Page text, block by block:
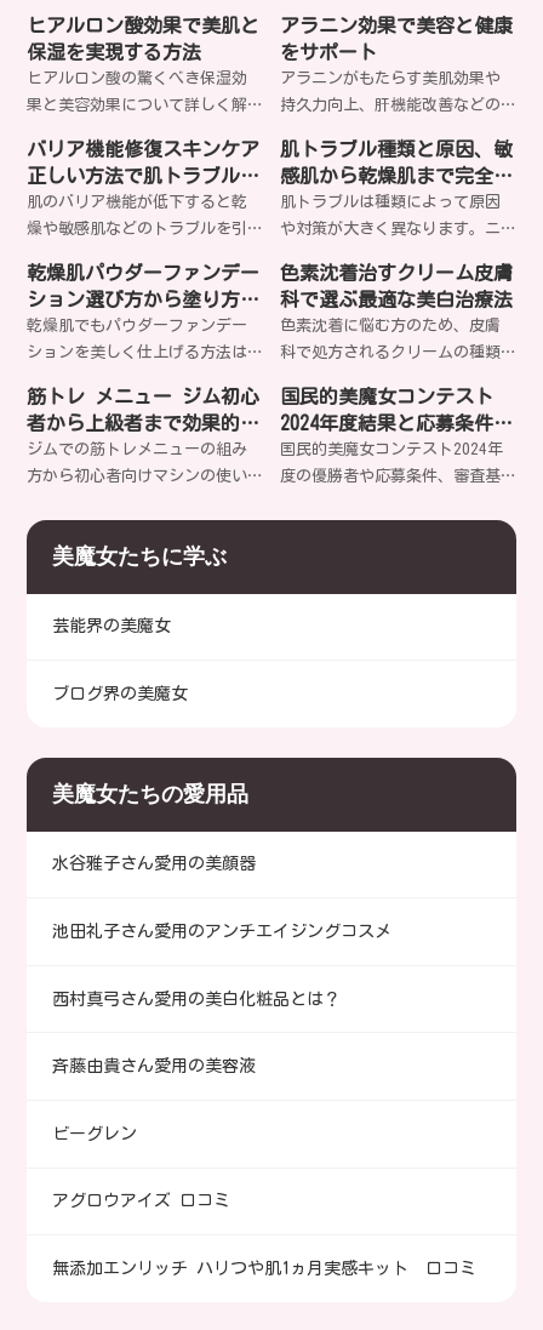
ょうか？
ど、美容に嬉しい効果を科学的
根拠と共にお伝えします。あな
たの肌悩みにビタミンc誘導体は
どう効果的でしょうか？
プに合わせた適切な落とし方
で、毛穴トラブルや肌荒れを防
げるのをご存知ですか？
ヒアルロン酸効果で美肌と
保湿を実現する方法
ヒアルロン酸の驚くべき保湿効
果と美容効果について詳しく解
正しい使い方、エイジングケア
効果まで、知られざる美肌の秘
密とは？
アラニン効果で美容と健康
をサポート
アラニンがもたらす美肌効果や
持久力向上、肝機能改善などの
欠かせないアミノ酸の秘密を詳
しく解説します。あなたも今日
からアラニンパワーを実感して
みませんか？
バリア機能修復スキンケア
正しい方法で肌トラブル解
決
肌のバリア機能が低下すると乾
燥や敏感肌などのトラブルを引
ア方法でバリア機能を修復し、
健やかな肌を取り戻すことは可
能でしょうか？
肌トラブル種類と原因、敏
感肌から乾燥肌まで完全解
説
肌トラブルは種類によって原因
や対策が大きく異なります。ニ
ミ・シワなど、あなたの肌悩み
に合った適切なケア方法をご存
知ですか？
乾燥肌パウダーファンデー
ション選び方から塗り方ま
で完全ガイド
乾燥肌でもパウダーファンデー
ションを美しく仕上げる方法は
クニック、崩れにくい塗り方ま
で、プロが実践する秘訣を詳し
く解説します。あなたの肌質に
合う製品は見つかるでしょう
色素沈着治すクリーム皮膚
科で選ぶ最適な美白治療法
色素沈着に悩む方のため、皮膚
科で処方されるクリームの種類
イドロキノンやトレチノインな
どの有効成分、レーザー治療、
セルフケア方法まで網羅的にご
紹介します。あなたに最適な治
筋トレ メニュー ジム初心
者から上級者まで効果的な
分割法とマシン活用
ジムでの筋トレメニューの組み
方から初心者向けマシンの使い
で理想のボディを目指すための
具体的なアプローチを徹底解
国民的美魔女コンテスト
2024年度結果と応募条件審
査基準特集
国民的美魔女コンテスト2024年
度の優勝者や応募条件、審査基
美魔女たちに学ぶ
芸能界の美魔女
ブログ界の美魔女
美魔女たちの愛用品
水谷雅子さん愛用の美顔器
池田礼子さん愛用のアンチエイジングコスメ
西村真弓さん愛用の美白化粧品とは？
斉藤由貴さん愛用の美容液
ビーグレン
アグロウアイズ 口コミ
無添加エンリッチ ハリつや肌1ヵ月実感キット 口コミ